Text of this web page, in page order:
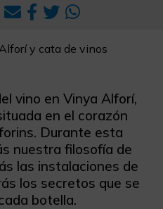
y cata de vinos
vino en Vinya Alforí,
en el corazón
Durante esta
nuestra filosofía de
las instalaciones de
los secretos que se
botella.